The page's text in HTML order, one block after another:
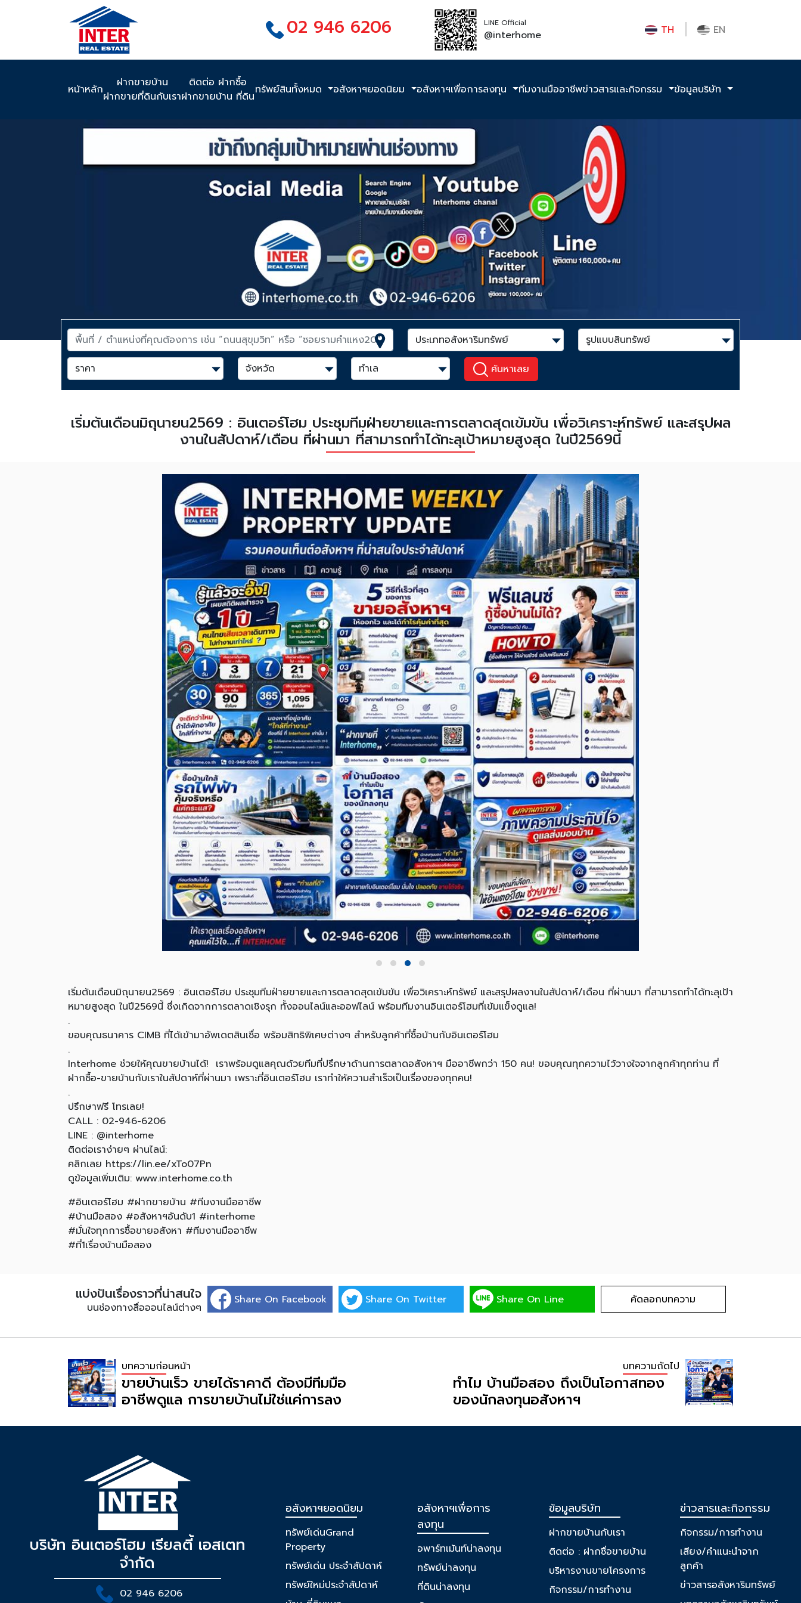
02 946 6206 LINE Official
@interhome TH EN
หน้าหลัก
ฝากขายบ้าน
ฝากขายที่ดินกับเรา
ติดต่อ ฝากซื้อ
ฝากขายบ้าน ที่ดินทรัพย์สินทั้งหมด อสังหาฯยอดนิยม อสังหาฯเพื่อการลงทุน ทีมงานมืออาชีพข่าวสารและกิจกรรม ข้อมูลบริษัท
ค้นหาเลย
เริ่มต้นเดือนมิถุนายน2569 : อินเตอร์โฮม ประชุมทีมฝ่ายขายและการตลาดสุดเข้มข้น เพื่อวิเคราะห์ทรัพย์ และสรุปผล
งานในสัปดาห์/เดือน ที่ผ่านมา ที่สามารถทำได้ทะลุเป้าหมายสูงสุด ในปี2569นี้
เริ่มต้นเดือนมิถุนายน2569 : อินเตอร์โฮม ประชุมทีมฝ่ายขายและการตลาดสุดเข้มข้น เพื่อวิเคราะห์ทรัพย์ และสรุปผลงานในสัปดาห์/เดือน ที่ผ่านมา ที่สามารถทำได้ทะลุเป้า
หมายสูงสุด ในปี2569นี้ ซึ่งเกิดจากการตลาดเชิงรุก ทั้งออนไลน์และออฟไลน์ พร้อมทีมงานอินเตอร์โฮมที่เข้มแข็งดูแล!
.
ขอบคุณธนาคาร CIMB ที่ได้เข้ามาอัพเดตสินเชื่อ พร้อมสิทธิพิเศษต่างๆ สำหรับลูกค้าที่ซื้อบ้านกับอินเตอร์โฮม
.
Interhome ช่วยให้คุณขายบ้านได้! เราพร้อมดูแลคุณด้วยทีมที่ปรึกษาด้านการตลาดอสังหาฯ มืออาชีพกว่า 150 คน! ขอบคุณทุกความไว้วางใจจากลูกค้าทุกท่าน ที่
ฝากซื้อ-ขายบ้านกับเราในสัปดาห์ที่ผ่านมา เพราะที่อินเตอร์โฮม เราทำให้ความสำเร็จเป็นเรื่องของทุกคน!
.
ปรึกษาฟรี โทรเลย!
CALL : 02-946-6206
LINE : @interhome
ติดต่อเราง่ายๆ ผ่านไลน์:
คลิกเลย https://lin.ee/xTo07Pn
ดูข้อมูลเพิ่มเติม: www.interhome.co.th
#อินเตอร์โฮม #ฝากขายบ้าน #ทีมงานมืออาชีพ
#บ้านมือสอง #อสังหาฯอันดับ1 #interhome
#มั่นใจทุกการซื้อขายอสังหา #ทีมงานมืออาชีพ
#ที่1เรื่องบ้านมือสอง
แบ่งปันเรื่องราวที่น่าสนใจ
บนช่องทางสื่อออนไลน์ต่างๆ
Share On Facebook Share On Twitter Share On Line คัดลอกบทความ
บทความก่อนหน้า
ขายบ้านเร็ว ขายได้ราคาดี ต้องมีทีมมือ
อาชีพดูแล การขายบ้านไม่ใช่แค่การลง
การตลาด และการเข้าถึงกลุ่มลูกค้าที่
ตรงเป้าหมาย
บทความถัดไป
ทำไม บ้านมือสอง ถึงเป็นโอกาสทอง
ของนักลงทุนอสังหาฯ
บริษัท อินเตอร์โฮม เรียลตี้ เอสเตท
จำกัด
02 946 6206
อสังหาฯยอดนิยม
ทรัพย์เด่นGrand
Property
ทรัพย์เด่น ประจำสัปดาห์
ทรัพย์ใหม่ประจำสัปดาห์
อสังหาฯเพื่อการ
ลงทุน
อพาร์ทเม้นท์น่าลงทุน
ทรัพย์น่าลงทุน
ที่ดินน่าลงทุน
ข้อมูลบริษัท
ฝากขายบ้านกับเรา
ติดต่อ : ฝากซื่อขายบ้าน
บริหารงานขายโครงการ
กิจกรรม/การทำงาน
ข่าวสารและกิจกรรม
กิจกรรม/การทำงาน
เสียง/คำแนะนำจาก
ลูกค้า
ข่าวสารอสังหาริมทรัพย์